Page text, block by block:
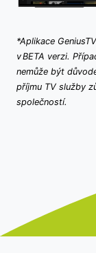
*Aplikace
v BETA verzi.
nemůže být
příjmu TV služby
společností.